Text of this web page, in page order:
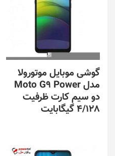
گوشی موبایل موتورولا
مدل Moto G9 Power
دو سیم کارت ظرفیت
4/128 گیگابایت